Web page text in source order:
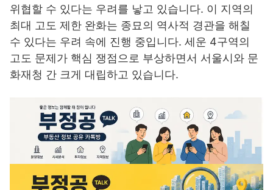
위협할 수 있다는 우려를 낳고 있습니다. 이 지역의
최대 고도 제한 완화는 종묘의 역사적 경관을 해칠
수 있다는 우려 속에 진행 중입니다. 세운 4구역의
고도 문제가 핵심 쟁점으로 부상하면서 서울시와 문
화재청 간 크게 대립하고 있습니다.